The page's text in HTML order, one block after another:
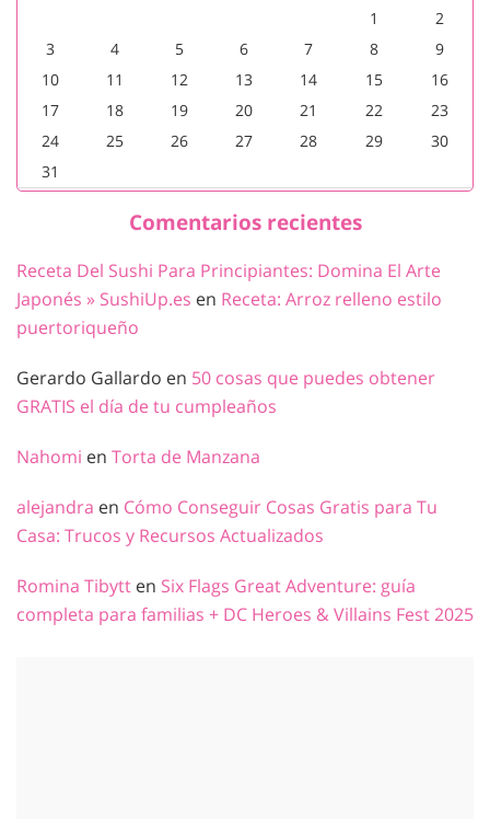
1
2
3
4 5 6 7 8
9
10
11 12 13 14 15
16
17
18 19 20 21 22
23
24
25 26 27 28 29
30
31
Comentarios recientes
Receta Del Sushi Para Principiantes: Domina El Arte
Japonés » SushiUp.es en Receta: Arroz relleno estilo
puertoriqueño
Gerardo Gallardo en 50 cosas que puedes obtener
GRATIS el día de tu cumpleaños
Nahomi en Torta de Manzana
alejandra en Cómo Conseguir Cosas Gratis para Tu
Casa: Trucos y Recursos Actualizados
Romina Tibytt en Six Flags Great Adventure: guía
completa para familias + DC Heroes & Villains Fest 2025